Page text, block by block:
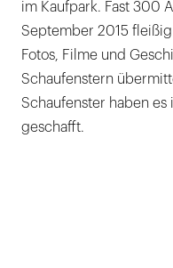
im Kaufpark. Fast 300
September 2015
Fotos, Filme und
Schaufenstern
Schaufenster haben
geschafft.